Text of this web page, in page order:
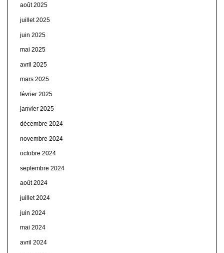
août 2025
juillet 2025
juin 2025
mai 2025
avril 2025
mars 2025
février 2025
janvier 2025
décembre 2024
novembre 2024
octobre 2024
septembre 2024
août 2024
juillet 2024
juin 2024
mai 2024
avril 2024